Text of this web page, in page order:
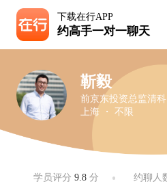
下载在行APP
约高手一对一聊天
靳毅
前京东投资总监清
上海 ・ 不限
学员评分9.8 分 约聊人